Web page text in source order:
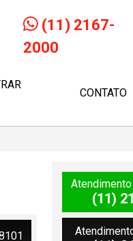
(11) 2167-
2000
CONTATO
(11)